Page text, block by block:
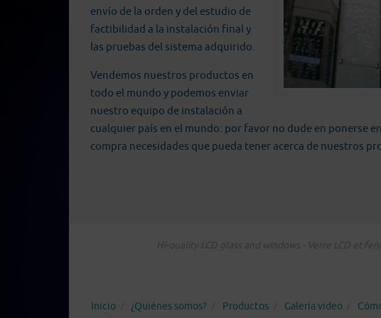
envío de la orden y del estudio de
factibilidad a la instalación final y
las pruebas del sistema adquirido.
Vendemos nuestros productos en
todo el mundo y podemos enviar
nuestro equipo de instalación a
cualquier país en el mundo: por favor no dude en ponerse
compra necesidades que pueda tener acerca de nuestros
Hi-quality LCD glass and windows - Verre LCD et
Inicio ¿Quiénes somos? Productos Galería video